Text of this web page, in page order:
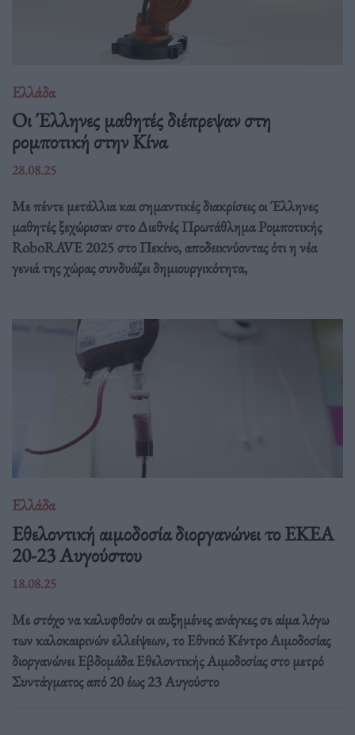
Ελλάδα
Οι Έλληνες μαθητές διέπρεψαν στη
ρομποτική στην Κίνα
28.08.25
Με πέντε μετάλλια και σημαντικές διακρίσεις οι Έλληνες
μαθητές ξεχώρισαν στο Διεθνές Πρωτάθλημα Ρομποτικής
RoboRAVE 2025 στο Πεκίνο, αποδεικνύοντας ότι η νέα
γενιά της χώρας συνδυάζει δημιουργικότητα,
Ελλάδα
Eθελοντική αιμοδοσία διοργανώνει το ΕΚΕΑ
20-23 Αυγούστου
18.08.25
Με στόχο να καλυφθούν οι αυξημένες ανάγκες σε αίμα λόγω
των καλοκαιρινών ελλείψεων, το Εθνικό Κέντρο Αιμοδοσίας
διοργανώνει Εβδομάδα Εθελοντικής Αιμοδοσίας στο μετρό
Συντάγματος από 20 έως 23 Αυγούστο